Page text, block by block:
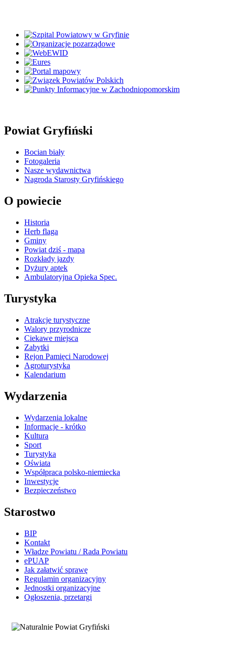
Powiat Gryfiński
Bocian biały
Fotogaleria
Nasze wydawnictwa
Nagroda Starosty Gryfińskiego
O powiecie
Historia
Herb flaga
Gminy
Powiat dziś - mapa
Rozkłady jazdy
Dyżury aptek
Ambulatoryjna Opieka Spec.
Turystyka
Atrakcje turystyczne
Walory przyrodnicze
Ciekawe miejsca
Zabytki
Rejon Pamięci Narodowej
Agroturystyka
Kalendarium
Wydarzenia
Wydarzenia lokalne
Informacje - krótko
Kultura
Sport
Turystyka
Oświata
Współpraca polsko-niemiecka
Inwestycje
Bezpieczeństwo
Starostwo
BIP
Kontakt
Władze Powiatu / Rada Powiatu
ePUAP
Jak załatwić sprawę
Regulamin organizacyjny
Jednostki organizacyjne
Ogłoszenia, przetargi